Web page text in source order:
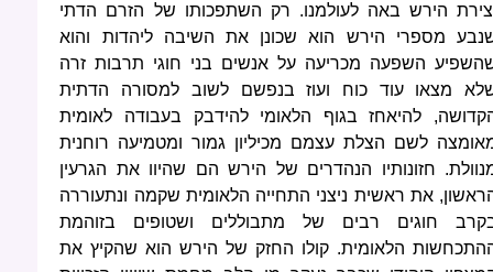
הירש באה לעולמנו. רק השתפכותו של הזרם הדתי
מספרי הירש הוא שכונן את השיבה ליהדות והוא
השפעה מכריעה על אנשים בני חוגי תרבות זרה
מצאו עוד כוח ועוז בנפשם לשוב למסורה הדתית
להיאחז בגוף הלאומי להידבק בעבודה לאומית
לשם הצלת עצמם מכיליון גמור ומטמיעה רוחנית
חזונותיו הנהדרים של הירש הם שהיוו את הגרעין
את ראשית ניצני התחייה הלאומית שקמה ונתעוררה
חוגים רבים של מתבוללים ושטופים בזוהמת
הלאומית. קולו החזק של הירש הוא שהקיץ את